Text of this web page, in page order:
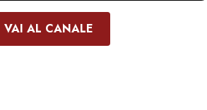
VAI AL CANALE